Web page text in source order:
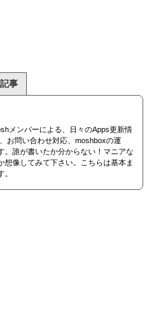
事
メンバーによる、日々のApps更新情
お問い合わせ対応、moshboxの運
。誰が書いたか分からない！マニアな
想像してみて下さい。こちらは基本ま
。